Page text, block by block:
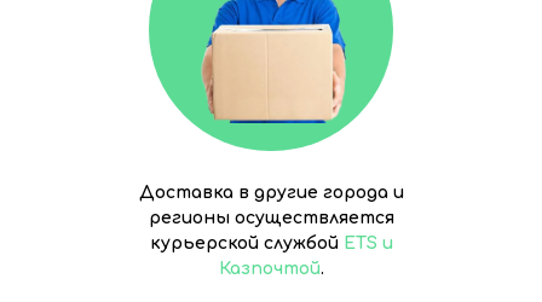
Доставка в другие города и
регионы осуществляется
курьерской службой ETS и
Казпочтой.